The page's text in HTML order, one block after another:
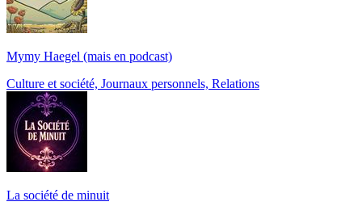
Mymy Haegel (mais en podcast)
Culture et société, Journaux personnels, Relations
La société de minuit